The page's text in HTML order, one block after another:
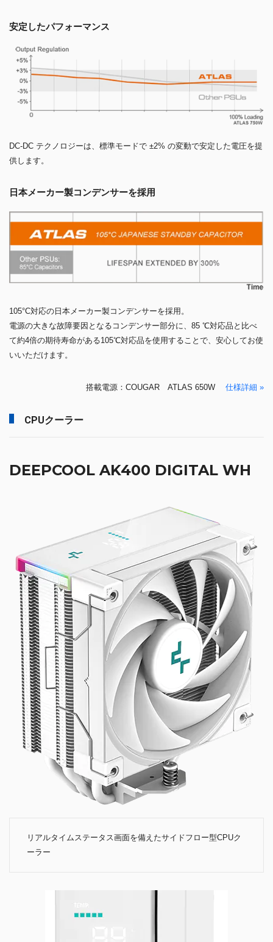
安定したパフォーマンス
DC-DC テクノロジーは、標準モードで ±2% の変動で安定した電圧を提
供します。
日本メーカー製コンデンサーを採用
105°C対応の日本メーカー製コンデンサーを採用。
電源の大きな故障要因となるコンデンサー部分に、85 ℃対応品と比べ
て約4倍の期待寿命がある105℃対応品を使用することで、安心してお使
いいただけます。
搭載電源：COUGAR ATLAS 650W 仕様詳細 »
CPUクーラー
DEEPCOOL AK400 DIGITAL WH
リアルタイムステータス画面を備えたサイドフロー型CPUク
ーラー